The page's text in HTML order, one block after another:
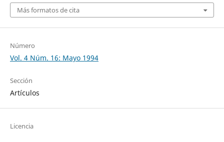
Más formatos de cita
Número
Vol. 4 Núm. 16: Mayo 1994
Sección
Artículos
Licencia